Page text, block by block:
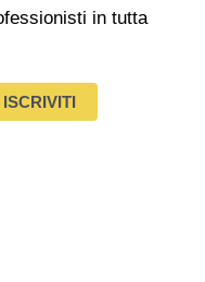
in tutta
ISCRIVITI